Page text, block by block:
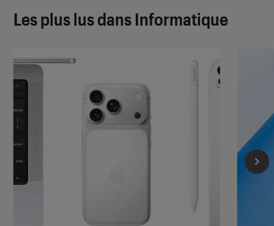
Les plus lus dans Informatique